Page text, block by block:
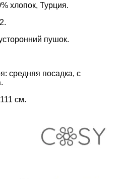
хлопок, Турция.
пушок.
средняя посадка, с
см.